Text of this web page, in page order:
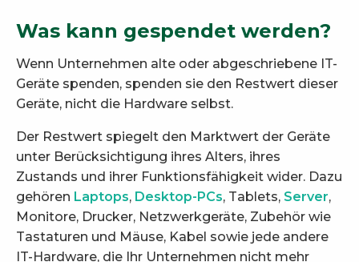
Was kann gespendet werden?
Wenn Unternehmen alte oder abgeschriebene IT-
Geräte spenden, spenden sie den Restwert dieser
Geräte, nicht die Hardware selbst.
Der Restwert spiegelt den Marktwert der Geräte
unter Berücksichtigung ihres Alters, ihres
Zustands und ihrer Funktionsfähigkeit wider. Dazu
gehören Laptops, Desktop-PCs, Tablets, Server,
Monitore, Drucker, Netzwerkgeräte, Zubehör wie
Tastaturen und Mäuse, Kabel sowie jede andere
IT-Hardware, die Ihr Unternehmen nicht mehr